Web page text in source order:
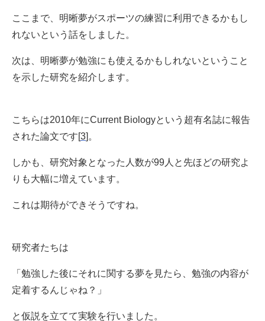
ここまで、明晰夢がスポーツの練習に利用できるかもし
れないという話をしました。
次は、明晰夢が勉強にも使えるかもしれないということ
を示した研究を紹介します。
こちらは2010年にCurrent Biologyという超有名誌に報告
された論文です[3]。
しかも、研究対象となった人数が99人と先ほどの研究よ
りも大幅に増えています。
これは期待ができそうですね。
研究者たちは
「勉強した後にそれに関する夢を見たら、勉強の内容が
定着するんじゃね？」
と仮説を立てて実験を行いました。